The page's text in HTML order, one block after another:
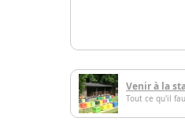
Venir à la
Tout ce qu'il